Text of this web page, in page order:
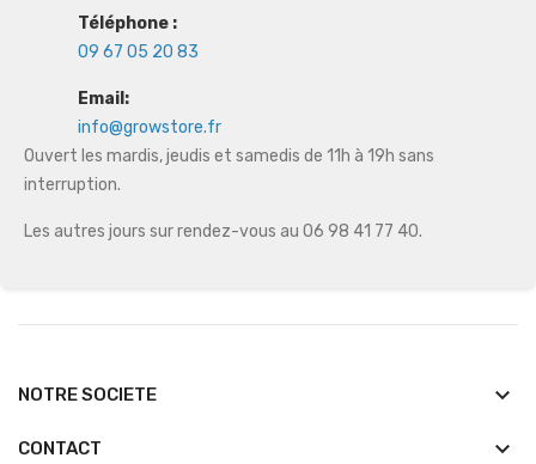
Téléphone :
09 67 05 20 83
Email:
info@growstore.fr
Ouvert les mardis, jeudis et samedis de 11h à 19h sans
interruption.
Les autres jours sur rendez-vous au 06 98 41 77 40.
NOTRE SOCIETE keyboard_arrow_down
CONTACT keyboard_arrow_down